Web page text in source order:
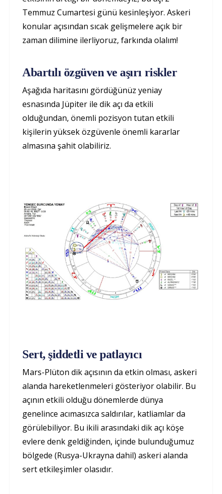
Temmuz Cumartesi günü kesinleşiyor. Askeri
konular açısından sıcak gelişmelere açık bir
zaman dilimine ilerliyoruz, farkında olalım!
Abartılı özgüven ve aşırı riskler
Aşağıda haritasını gördüğünüz yeniay
esnasında Jüpiter ile dik açı da etkili
olduğundan, önemli pozisyon tutan etkili
kişilerin yüksek özgüvenle önemli kararlar
almasına şahit olabiliriz.
Sert, şiddetli ve patlayıcı
Mars-Plüton dik açısının da etkin olması, askeri
alanda hareketlenmeleri gösteriyor olabilir. Bu
açının etkili olduğu dönemlerde dünya
genelince acımasızca saldırılar, katliamlar da
görülebiliyor. Bu ikili arasındaki dik açı köşe
evlere denk geldiğinden, içinde bulunduğumuz
bölgede (Rusya-Ukrayna dahil) askeri alanda
sert etkileşimler olasıdır.